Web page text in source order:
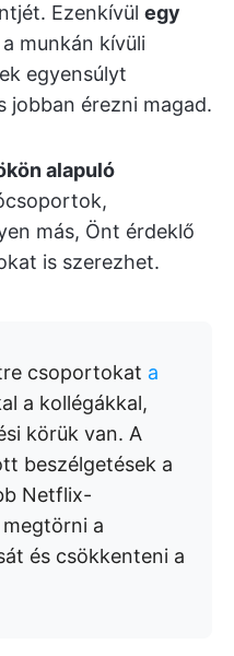
Ezenkívül egy
a munkán kívüli
egyensúlyt
jobban érezni magad.
alapuló
más, Önt érdeklő
is szerezhet.
csoportokat a
a kollégákkal,
körük van. A
beszélgetések a
Netflix-
a
és csökkenteni a